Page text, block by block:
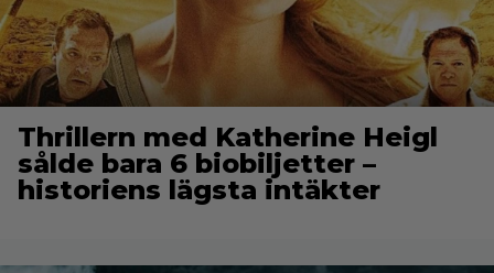
Thrillern med Katherine Heigl
sålde bara 6 biobiljetter –
historiens lägsta intäkter